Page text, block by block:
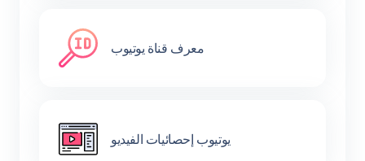
معرف قناة يوتيوب
يوتيوب إحصائيات الفيديو